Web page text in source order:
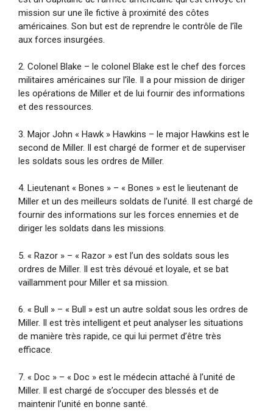
mission sur une île fictive à proximité des côtes
américaines. Son but est de reprendre le contrôle de l’île
aux forces insurgées.
2. Colonel Blake – le colonel Blake est le chef des forces
militaires américaines sur l’île. Il a pour mission de diriger
les opérations de Miller et de lui fournir des informations
et des ressources.
3. Major John « Hawk » Hawkins – le major Hawkins est le
second de Miller. Il est chargé de former et de superviser
les soldats sous les ordres de Miller.
4. Lieutenant « Bones » – « Bones » est le lieutenant de
Miller et un des meilleurs soldats de l’unité. Il est chargé de
fournir des informations sur les forces ennemies et de
diriger les soldats dans les missions.
5. « Razor » – « Razor » est l’un des soldats sous les
ordres de Miller. Il est très dévoué et loyale, et se bat
vaillamment pour Miller et sa mission.
6. « Bull » – « Bull » est un autre soldat sous les ordres de
Miller. Il est très intelligent et peut analyser les situations
de manière très rapide, ce qui lui permet d’être très
efficace.
7. « Doc » – « Doc » est le médecin attaché à l’unité de
Miller. Il est chargé de s’occuper des blessés et de
maintenir l’unité en bonne santé.